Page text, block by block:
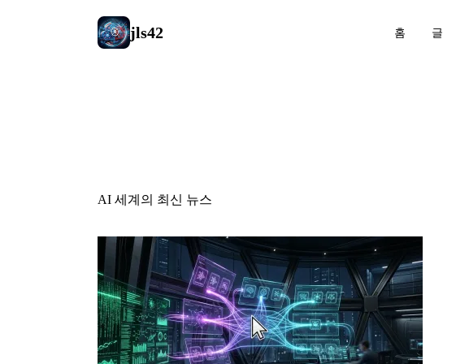
jls42 홈 글
AI 세계의 최신 뉴스